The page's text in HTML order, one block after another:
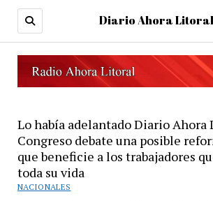
Diario Ahora Litoral
Lo había adelantado Diario Ahora
Congreso debate una posible
que beneficie a los trabajadores
toda su vida
NACIONALES